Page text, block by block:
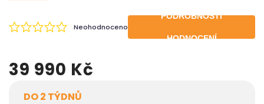
Neohodnoceno
PODROBNOSTI
HODNOCENÍ
39 990 Kč
DO 2 TÝDNŮ